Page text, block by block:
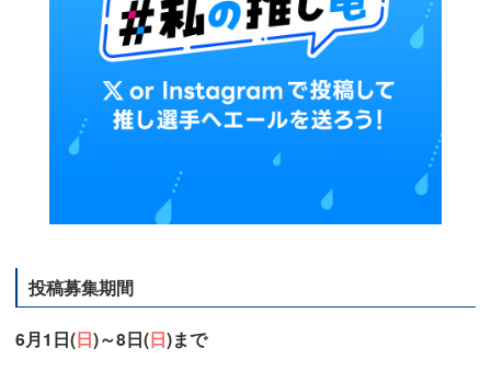
投稿募集期間
6月1日(日)～8日(日)まで